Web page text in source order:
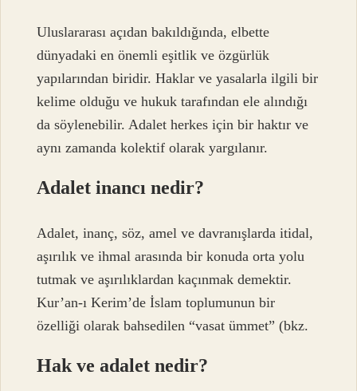
Uluslararası açıdan bakıldığında, elbette
dünyadaki en önemli eşitlik ve özgürlük
yapılarından biridir. Haklar ve yasalarla ilgili bir
kelime olduğu ve hukuk tarafından ele alındığı
da söylenebilir. Adalet herkes için bir haktır ve
aynı zamanda kolektif olarak yargılanır.
Adalet inancı nedir?
Adalet, inanç, söz, amel ve davranışlarda itidal,
aşırılık ve ihmal arasında bir konuda orta yolu
tutmak ve aşırılıklardan kaçınmak demektir.
Kur’an-ı Kerim’de İslam toplumunun bir
özelliği olarak bahsedilen “vasat ümmet” (bkz.
Hak ve adalet nedir?